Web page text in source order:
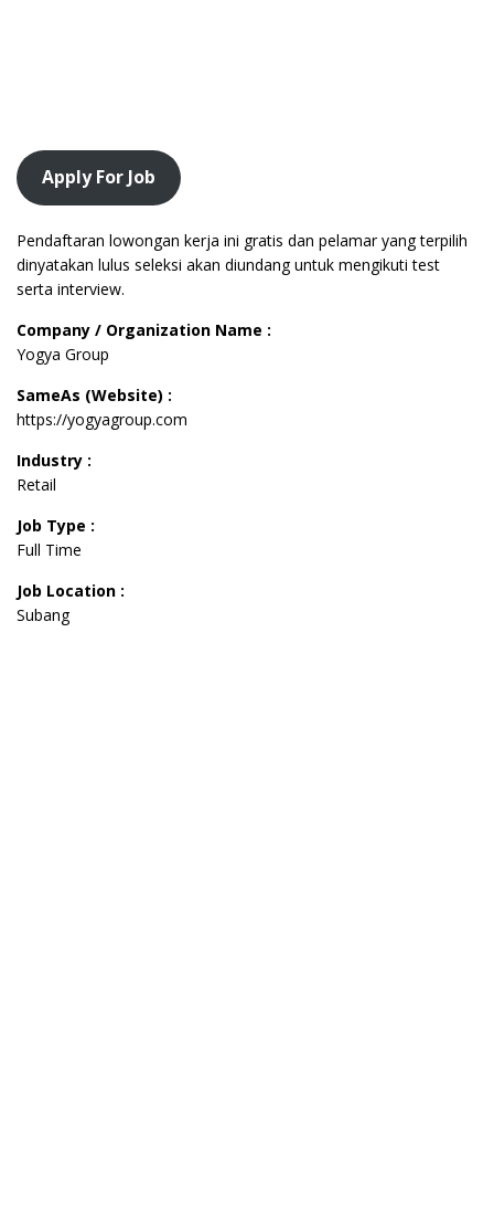
Apply For Job
Pendaftaran lowongan kerja ini gratis dan pelamar yang terpilih
dinyatakan lulus seleksi akan diundang untuk mengikuti test
serta interview.
Company / Organization Name :
Yogya Group
SameAs (Website) :
https://yogyagroup.com
Industry :
Retail
Job Type :
Full Time
Job Location :
Subang